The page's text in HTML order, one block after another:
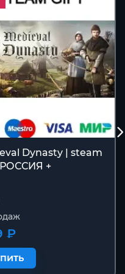
Dynasty | steam
РОССИЯ +
₽